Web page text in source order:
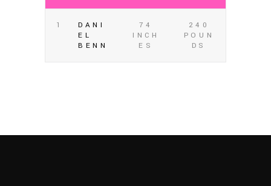
1
DANI
EL
BENN
74
INCH
ES
240
POUN
DS